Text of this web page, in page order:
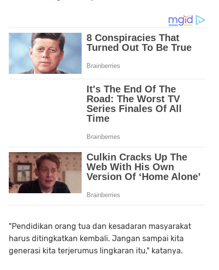
"Pendidikan orang tua dan kesadaran masyarakat
harus ditingkatkan kembali. Jangan sampai kita
generasi kita terjerumus lingkaran itu," katanya.